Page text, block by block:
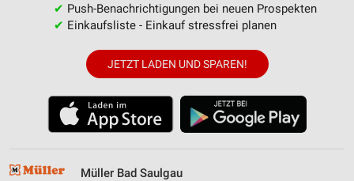
✔ Push-Benachrichtigungen bei neuen Prospekten
✔ Einkaufsliste - Einkauf stressfrei planen
JETZT LADEN UND SPAREN!
Müller Bad Saulgau